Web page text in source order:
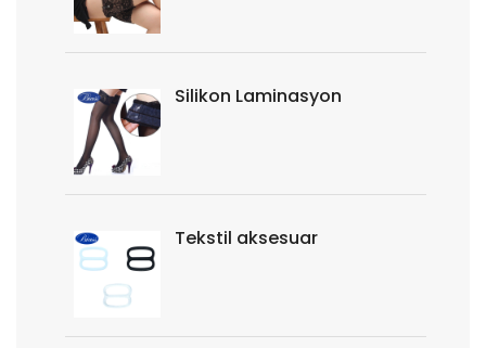
Silikon Laminasyon
Tekstil aksesuar